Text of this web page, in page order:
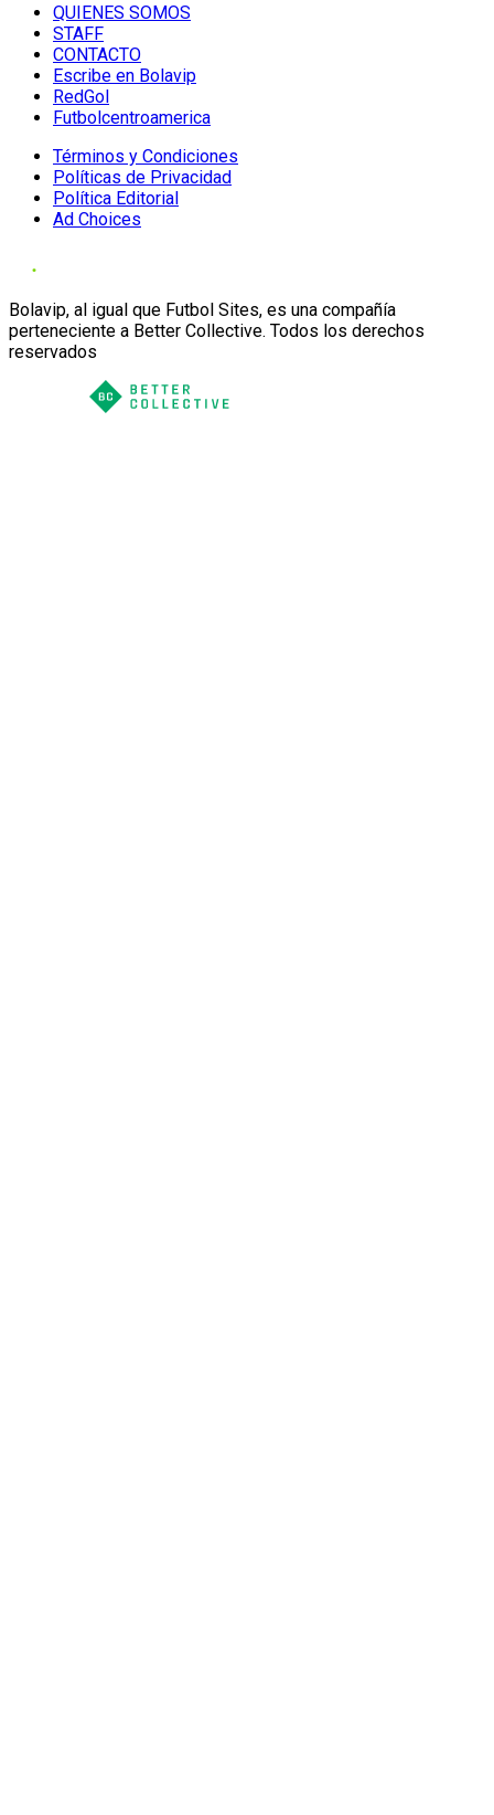
QUIENES SOMOS
STAFF
CONTACTO
Escribe en Bolavip
RedGol
Futbolcentroamerica
Términos y Condiciones
Políticas de Privacidad
Política Editorial
Ad Choices
Bolavip, al igual que Futbol Sites, es una compañía
perteneciente a Better Collective. Todos los derechos
reservados